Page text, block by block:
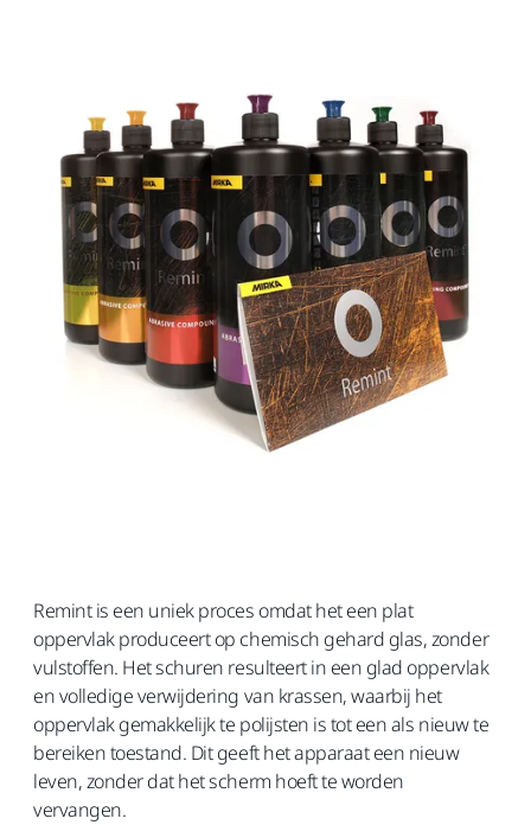
Remint is een uniek proces omdat het een plat
oppervlak produceert op chemisch gehard glas, zonder
vulstoffen. Het schuren resulteert in een glad oppervlak
en volledige verwijdering van krassen, waarbij het
oppervlak gemakkelijk te polijsten is tot een als nieuw te
bereiken toestand. Dit geeft het apparaat een nieuw
leven, zonder dat het scherm hoeft te worden
vervangen.